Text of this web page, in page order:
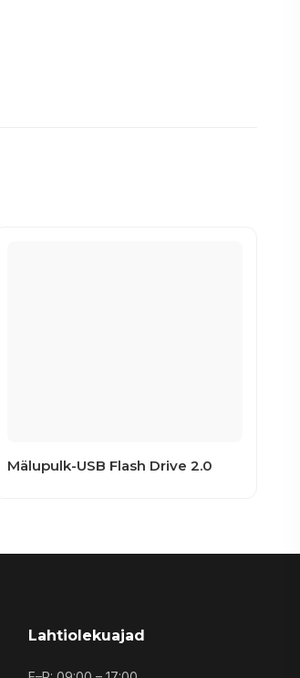
Mälupulk-USB Flash Drive 2.0
Lahtiolekuajad